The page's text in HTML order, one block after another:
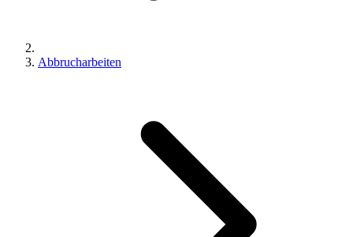
Abbrucharbeiten